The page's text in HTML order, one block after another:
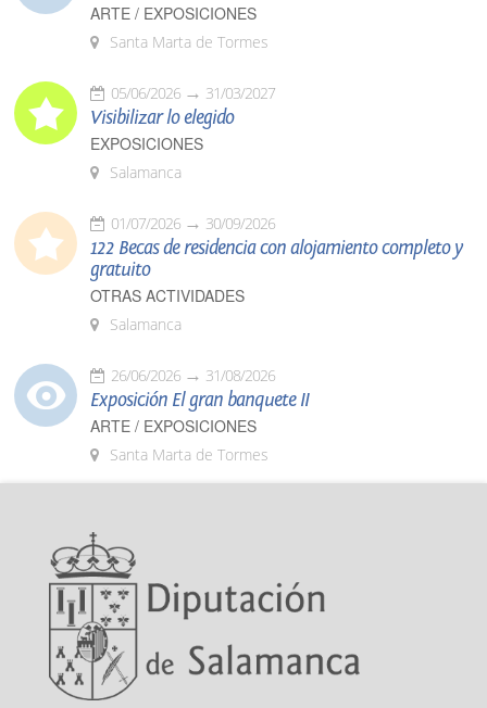
ARTE / EXPOSICIONES
Santa Marta de Tormes
05/06/2026 31/03/2027
Visibilizar lo elegido
EXPOSICIONES
Salamanca
01/07/2026 30/09/2026
122 Becas de residencia con alojamiento completo y
gratuito
OTRAS ACTIVIDADES
Salamanca
26/06/2026 31/08/2026
Exposición El gran banquete II
ARTE / EXPOSICIONES
Santa Marta de Tormes